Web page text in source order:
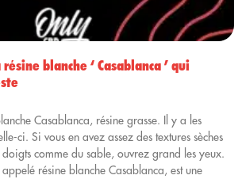
résine blanche ‘ Casablanca ’ qui
Casablanca, résine grasse. Il y a les
ci. Si vous en avez assez des textures sèches
comme du sable, ouvrez grand les yeux.
appelé résine blanche Casablanca, est une